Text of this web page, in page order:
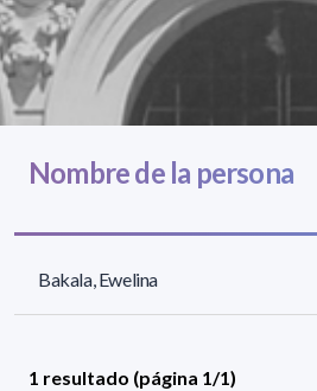
Nombre de la persona
Bakala, Ewelina
1 resultado (página 1/1)